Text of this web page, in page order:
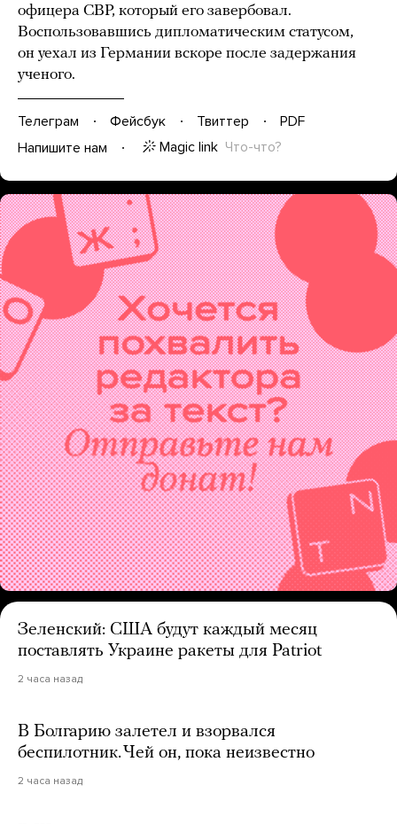
офицера СВР, который его завербовал.
Воспользовавшись дипломатическим статусом,
он уехал из Германии вскоре после задержания
ученого.
Телеграм Фейсбук Твиттер
PDF
Напишите нам
Magic link Что-что?
Зеленский: США будут каждый месяц
поставлять Украине ракеты для Patriot
2 часа назад
В Болгарию залетел и взорвался
беспилотник. Чей он, пока неизвестно
2 часа назад